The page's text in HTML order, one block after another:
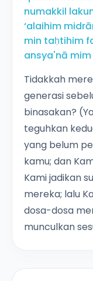
numakkil
‘alaihim
min taḥtihim
ansya'nā
Tidakkah
generasi
binasakan?
teguhkan
yang belum
kamu; dan
Kami jadikan
mereka; lalu
dosa-dosa
munculkan